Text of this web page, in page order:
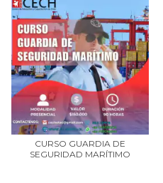
CURSO GUARDIA DE
SEGURIDAD MARÍTIMO